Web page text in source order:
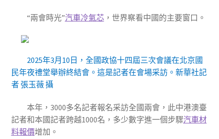
“兩會時光”汽車冷氣芯，世界察看中國的主要窗口。
2025年3月10日，全國政協十四屆三次會議在北京國
民年夜禮堂舉辦終結會。這是記者在會場采訪。新華社記
者 張玉薇 攝
本年，3000多名記者報名采訪全國兩會，此中港澳臺
記者和本國記者跨越1000名，多少數字進一個步驟汽車材
料報價增加。